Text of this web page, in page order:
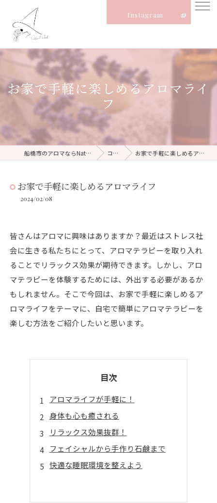
Instagram
お家で手軽に楽しめるアロマライ
フ
船橋市のアロマならNatural Witch コラム お家で手軽に楽しめるアロマライフ
お家で手軽に楽しめるアロマライフ
2024/02/08
皆さんはアロマに興味はありますか？最近はストレス社
会に生きる私たちにとって、アロマテラピーを取り入れ
ることでリラックス効果が期待できます。しかし、アロ
マテラピーを体験するためには、外出する必要があるか
もしれません。そこで今回は、お家で手軽に楽しめるア
ロマライフをテーマに、自宅で簡単にアロマテラピーを
楽しむ方法をご紹介したいと思います。
目次
アロマライフが手軽に！
身体も心も癒される
リラックス効果抜群！
フェイシャルから手作り石鹸まで
快適な睡眠環境を整えよう